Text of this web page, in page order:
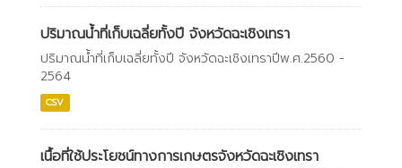
ปริมาณน้ำที่เก็บเฉลี่ยทั้งปี จังหวัดฉะเชิงเทรา
ปริมาณน้ำที่เก็บเฉลี่ยทั้งปี จังหวัดฉะเชิงเทราปีพ.ศ.2560 -
2564
CSV
เนื้อที่ใช้ประโยชน์ทางการเกษตรจังหวัดฉะเชิงเทรา